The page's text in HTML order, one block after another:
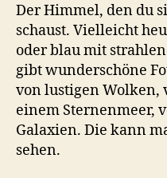
Der Himmel, den du
schaust. Vielleicht
oder blau mit
gibt wunderschöne
von lustigen Wolken,
einem Sternenmeer,
Galaxien. Die kann
sehen.